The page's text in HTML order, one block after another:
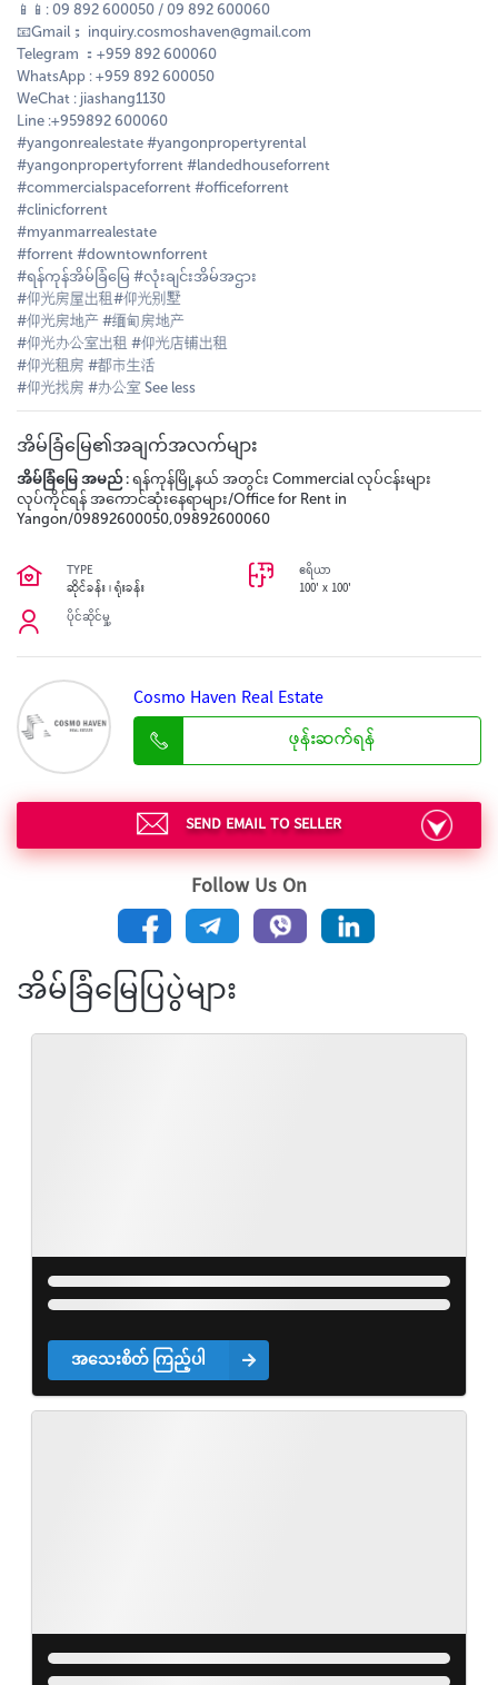
📱📱: 09 892 600050 / 09 892 600060
📧Gmail； inquiry.cosmoshaven@gmail.com
Telegram ：+959 892 600060
WhatsApp : +959 892 600050
WeChat : jiashang1130
Line :+959892 600060
#yangonrealestate #yangonpropertyrental
#yangonpropertyforrent #landedhouseforrent
#commercialspaceforrent #officeforrent
#clinicforrent
#myanmarrealestate
#forrent #downtownforrent
#ရန်ကုန်အိမ်ခြံမြေ #လုံးချင်းအိမ်အဌား
#仰光房屋出租#仰光别墅
#仰光房地产 #缅甸房地产
#仰光办公室出租 #仰光店铺出租
#仰光租房 #都市生活
#仰光找房 #办公室 See less
အိမ်ခြံမြေ၏အချက်အလက်များ
အိမ်ခြံမြေ အမည် : ရန်ကုန်မြို့နယ် အတွင်း Commercial လုပ်ငန်းများ
လုပ်ကိုင်ရန် အကောင်ဆုံးနေရာများ/Office for Rent in
Yangon/09892600050,09892600060
TYPE
ဆိုင်ခန်း ၊ ရုံးခန်း
ဧရိယာ
100' x 100'
ပိုင်ဆိုင်မှု့
Cosmo Haven Real Estate
ဖုန်းဆက်ရန်
SEND EMAIL TO SELLER
Follow Us On
အိမ်ခြံမြေပြပွဲများ
အသေးစိတ် ကြည့်ပါ